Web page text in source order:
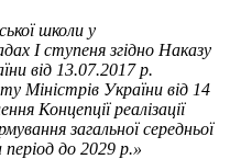
школи у
I ступеня згідно Наказу
від 13.07.2017 р.
Міністрів України від 14
Концепції реалізації
загальної середньої
до 2029 р.»